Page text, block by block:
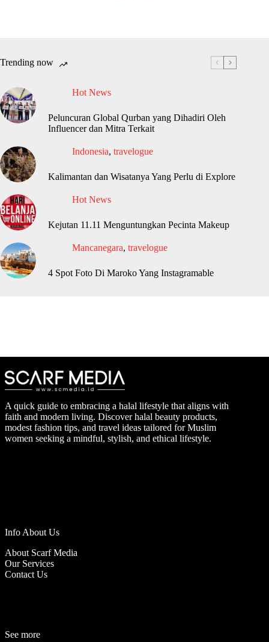
Trending now
Hot News
Peluncuran Global Qurban yang Dihadiri Oleh
Influencer dan Mitra Terkait
Indonesia, travelogue
Kalimantan dan Wisatanya Yang Perlu di Explore
Hot News
Kejutan 11.11 Menguntungkan Pecinta Makeup
Mancanegara, travelogue
4 Spot Foto Di Maroko Yang Instagramable
A quick guide to embracing a halal lifestyle that aligns with
faith and modern living. Discover halal beauty products,
modest fashion tips, and travel ideas tailored for Muslim
women seeking a mindful, stylish, and ethical lifestyle.
Info About Us
About Scarf Media
Our Services
Contact Us
See more